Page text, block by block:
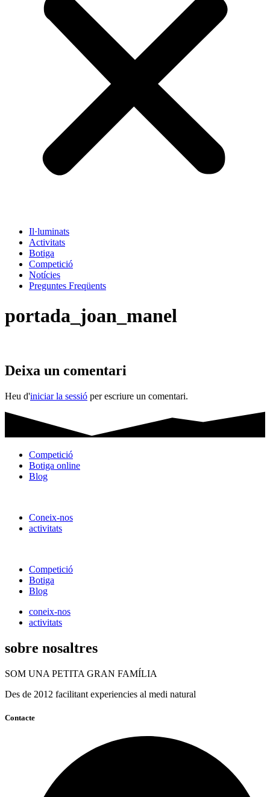
Il·luminats
Activitats
Botiga
Competició
Notícies
Preguntes Freqüents
portada_joan_manel
Deixa un comentari
Heu d'iniciar la sessió per escriure un comentari.
Competició
Botiga online
Blog
Coneix-nos
activitats
Competició
Botiga
Blog
coneix-nos
activitats
sobre nosaltres
SOM UNA PETITA GRAN FAMÍLIA
Des de 2012 facilitant experiencies al medi natural
Contacte